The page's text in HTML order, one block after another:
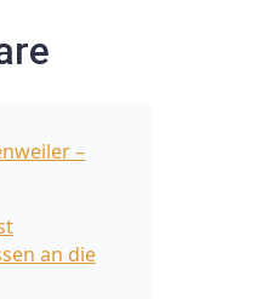
–
an die